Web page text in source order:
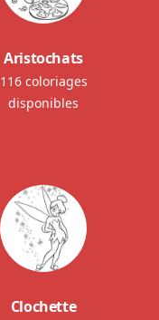
Aristochats
116 coloriages
disponibles
Clochette